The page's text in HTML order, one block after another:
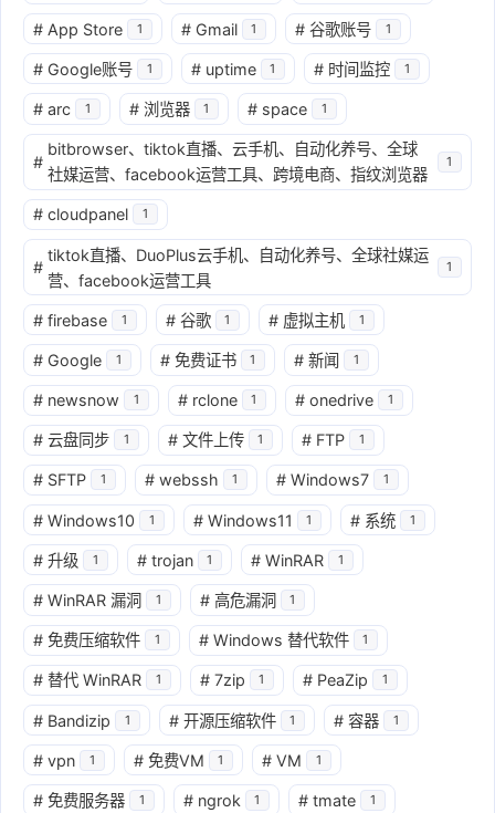
# App Store 1 # Gmail 1 # 谷歌账号 1
# Google账号 1 # uptime 1 # 时间监控 1
# arc 1 # 浏览器 1 # space 1
#
bitbrowser、tiktok直播、云手机、自动化养号、全球
社媒运营、facebook运营工具、跨境电商、指纹浏览器
1
# cloudpanel 1
#
tiktok直播、DuoPlus云手机、自动化养号、全球社媒运
营、facebook运营工具
1
# firebase 1 # 谷歌 1 # 虚拟主机 1
# Google 1 # 免费证书 1 # 新闻 1
# newsnow 1 # rclone 1 # onedrive 1
# 云盘同步 1 # 文件上传 1 # FTP 1
# SFTP 1 # webssh 1 # Windows7 1
# Windows10 1 # Windows11 1 # 系统 1
# 升级 1 # trojan 1 # WinRAR 1
# WinRAR 漏洞 1 # 高危漏洞 1
# 免费压缩软件 1 # Windows 替代软件 1
# 替代 WinRAR 1 # 7zip 1 # PeaZip 1
# Bandizip 1 # 开源压缩软件 1 # 容器 1
# vpn 1 # 免费VM 1 # VM 1
# 免费服务器 1 # ngrok 1 # tmate 1